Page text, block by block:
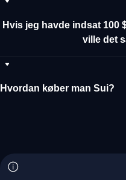
Hvis jeg havde indsat 100
ville det
Hvordan køber man Sui?